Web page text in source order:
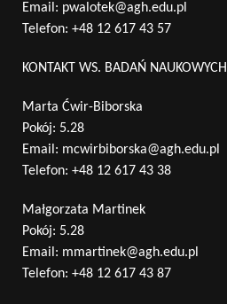
Email: pwalotek@agh.edu.pl
Telefon: +48 12 617 43 57
KONTAKT WS. BADAŃ NAUKOWYCH
Marta Ćwir-Biborska
Pokój: 5.28
Email: mcwirbiborska@agh.edu.pl
Telefon: +48 12 617 43 38
Małgorzata Martinek
Pokój: 5.28
Email: mmartinek@agh.edu.pl
Telefon: +48 12 617 43 87